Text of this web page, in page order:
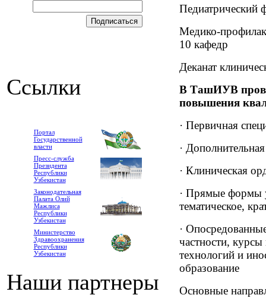
Ссылки
Портал
Государственной
власти
Пресс-служба
Президента
Республики
Узбекистан
Законодательная
Палата Олий
Мажлиса
Республики
Узбекистан
Министерство
Здравоохранения
Республики
Узбекистан
Наши партнеры
Педиатрический
Медико-
10 кафедр
Деканат
В ТашИУВ
повышения
· Первичная
·
· Клиническая
· Прямые формы
тематическое,
·
частности,
технологий и
образование
Основные